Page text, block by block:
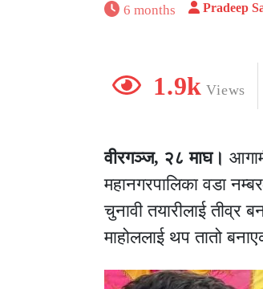
6 months Pradeep
1.9k Views
वीरगञ्ज, २८ माघ।
महानगरपालिका वडा
चुनावी तयारीलाई तीव्र
माहोललाई थप तातो